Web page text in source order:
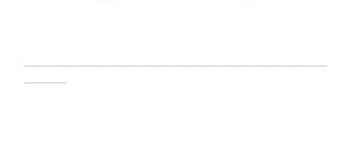
─────────────────────────────
────